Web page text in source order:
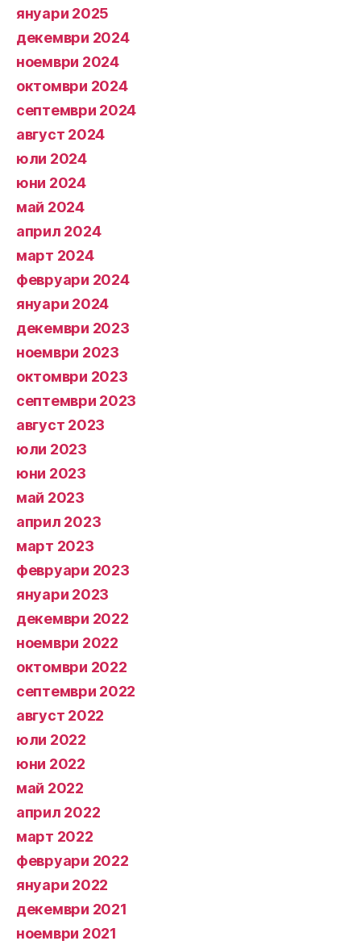
януари 2025
декември 2024
ноември 2024
октомври 2024
септември 2024
август 2024
юли 2024
юни 2024
май 2024
април 2024
март 2024
февруари 2024
януари 2024
декември 2023
ноември 2023
октомври 2023
септември 2023
август 2023
юли 2023
юни 2023
май 2023
април 2023
март 2023
февруари 2023
януари 2023
декември 2022
ноември 2022
октомври 2022
септември 2022
август 2022
юли 2022
юни 2022
май 2022
април 2022
март 2022
февруари 2022
януари 2022
декември 2021
ноември 2021